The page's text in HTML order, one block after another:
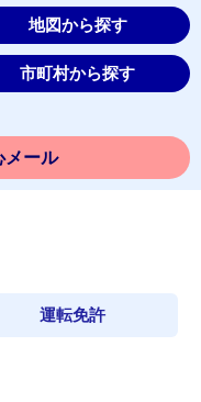
地図から探す
市町村から探す
メール
運転免許